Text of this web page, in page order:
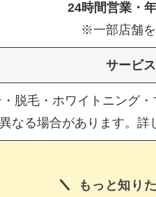
24時間営業・
※一部店舗を
サービス
脱毛・ホワイトニング
なる場合があります。詳
もっと知り